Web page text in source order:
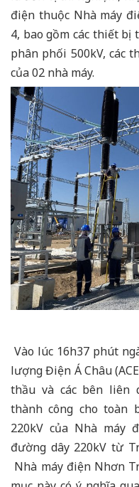
điện thuộc Nhà máy
4, bao gồm các thiết bị
phân phối 500kV, các
của 02 nhà máy.
Vào lúc 16h37 phút
lượng Điện Á Châu
thầu và các bên liên
thành công cho toàn
220kV của Nhà máy
đường dây 220kV từ
Nhà máy điện Nhơn